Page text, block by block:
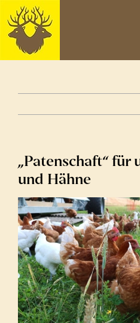
Skip
to
content
„Patenschaft“ für
und Hähne